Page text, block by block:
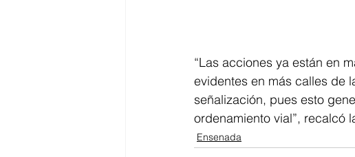
“Las acciones ya están en
evidentes en más calles de
señalización, pues esto
ordenamiento vial”, recalcó
Ensenada